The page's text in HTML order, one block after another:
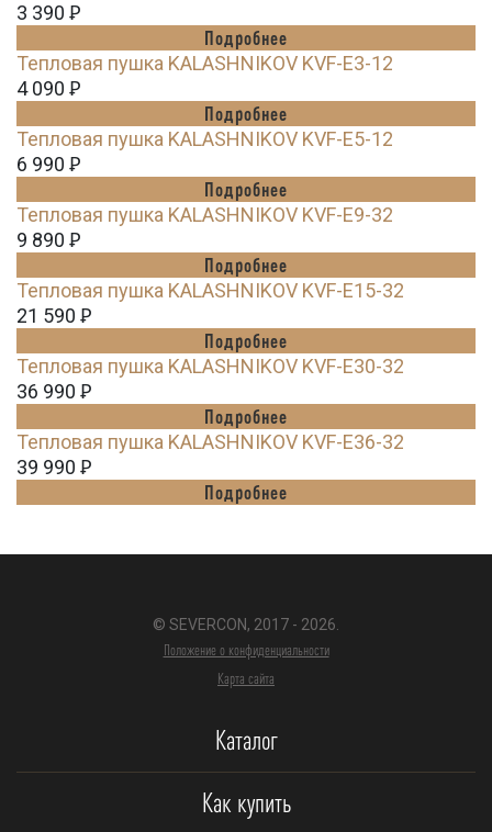
3 390 Ꝑ
Подробнее
Тепловая пушка KALASHNIKOV KVF-E3-12
4 090 Ꝑ
Подробнее
Тепловая пушка KALASHNIKOV KVF-E5-12
6 990 Ꝑ
Подробнее
Тепловая пушка KALASHNIKOV KVF-E9-32
9 890 Ꝑ
Подробнее
Тепловая пушка KALASHNIKOV KVF-E15-32
21 590 Ꝑ
Подробнее
Тепловая пушка KALASHNIKOV KVF-E30-32
36 990 Ꝑ
Подробнее
Тепловая пушка KALASHNIKOV KVF-E36-32
39 990 Ꝑ
Подробнее
© SEVERCON, 2017 - 2026.
Положение о конфиденциальности
Карта сайта
Каталог
Как купить